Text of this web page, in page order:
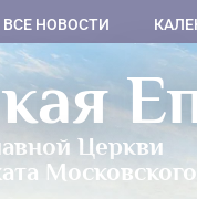
ВСЕ НОВОСТИ
Церкви